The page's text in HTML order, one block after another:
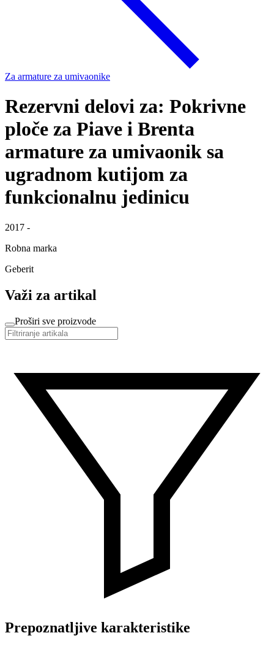
Za armature za umivaonike
Rezervni delovi za: Pokrivne
ploče za Piave i Brenta
armature za umivaonik sa
ugradnom kutijom za
funkcionalnu jedinicu
2017 -
Robna marka
Geberit
Važi za artikal
Proširi sve proizvode
Prepoznatljive karakteristike